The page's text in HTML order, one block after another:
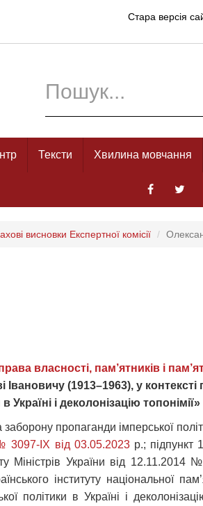
Стара версія
Тексти Хвилина мовчання
висновки Експертної комісії
власності, пам’ятників і
(1913–1963), у
і деколонізацію топонімії»
пропаганди імперської
3097-IX від 03.05.2023р.; підпункт
Міністрів України від 12.11.2014
інституту національної
політики в Україні і